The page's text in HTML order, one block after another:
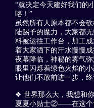
“就决定今天建好我们的
咯！”
虽然所有人原本都不会
陆赐予的魔力，大家都
料被运往工作台，加工
着大家洒下的汗水慢慢成
夜幕降临，神秘的雾气
眼里闪烁着绿色火焰的
让他们不敢前进一步，
❖ 世界那么大，我想和你
夏夏小贴士②——在这个